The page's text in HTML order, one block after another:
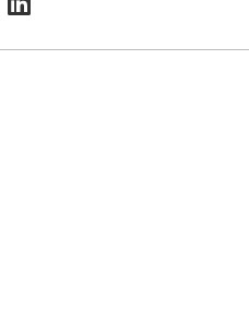
Linkedin